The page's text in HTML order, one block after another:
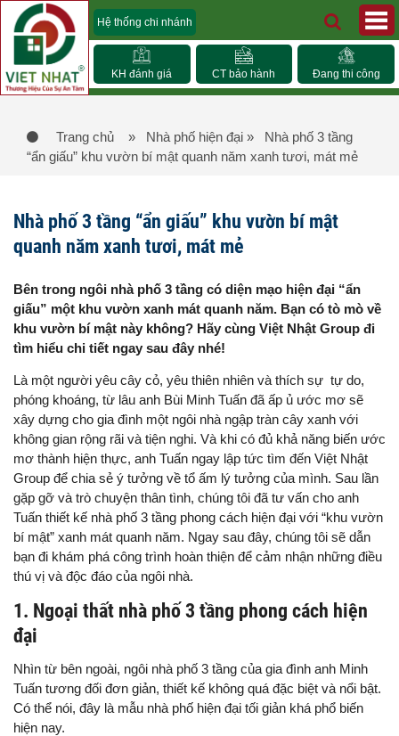
Hệ thống chi nhánh
KH đánh giá CT bảo hành Đang thi công
Trang chủ » Nhà phố hiện đại » Nhà phố 3 tầng
“ẩn giấu” khu vườn bí mật quanh năm xanh tươi, mát mẻ
Nhà phố 3 tầng “ẩn giấu” khu vườn bí mật
quanh năm xanh tươi, mát mẻ
Bên trong ngôi nhà phố 3 tầng có diện mạo hiện đại “ẩn
giấu” một khu vườn xanh mát quanh năm. Bạn có tò mò về
khu vườn bí mật này không? Hãy cùng Việt Nhật Group đi
tìm hiểu chi tiết ngay sau đây nhé!
Là một người yêu cây cỏ, yêu thiên nhiên và thích sự tự do,
phóng khoáng, từ lâu anh Bùi Minh Tuấn đã ấp ủ ước mơ sẽ
xây dựng cho gia đình một ngôi nhà ngập tràn cây xanh với
không gian rộng rãi và tiện nghi. Và khi có đủ khả năng biến ước
mơ thành hiện thực, anh Tuấn ngay lập tức tìm đến Việt Nhật
Group để chia sẻ ý tưởng về tổ ấm lý tưởng của mình. Sau lần
gặp gỡ và trò chuyện thân tình, chúng tôi đã tư vấn cho anh
Tuấn thiết kế nhà phố 3 tầng phong cách hiện đại với “khu vườn
bí mật” xanh mát quanh năm. Ngay sau đây, chúng tôi sẽ dẫn
bạn đi khám phá công trình hoàn thiện để cảm nhận những điều
thú vị và độc đáo của ngôi nhà.
1. Ngoại thất nhà phố 3 tầng phong cách hiện
đại
Nhìn từ bên ngoài, ngôi nhà phố 3 tầng của gia đình anh Minh
Tuấn tương đối đơn giản, thiết kế không quá đặc biệt và nổi bật.
Có thể nói, đây là mẫu nhà phố hiện đại tối giản khá phổ biến
hiện nay.